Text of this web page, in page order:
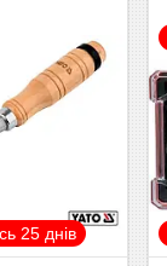
25 днів